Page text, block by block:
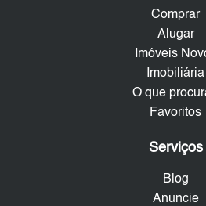
Comprar
Alugar
Imóveis
Imobiliária
O que
Favoritos
Serviços
Blog
Anuncie